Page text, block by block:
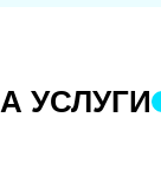
УСЛУГИ